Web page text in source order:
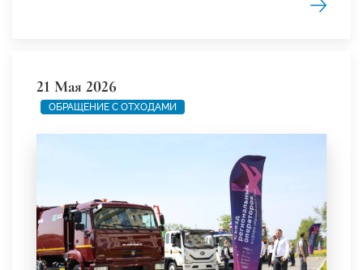
21 Мая 2026
ОБРАЩЕНИЕ С ОТХОДАМИ